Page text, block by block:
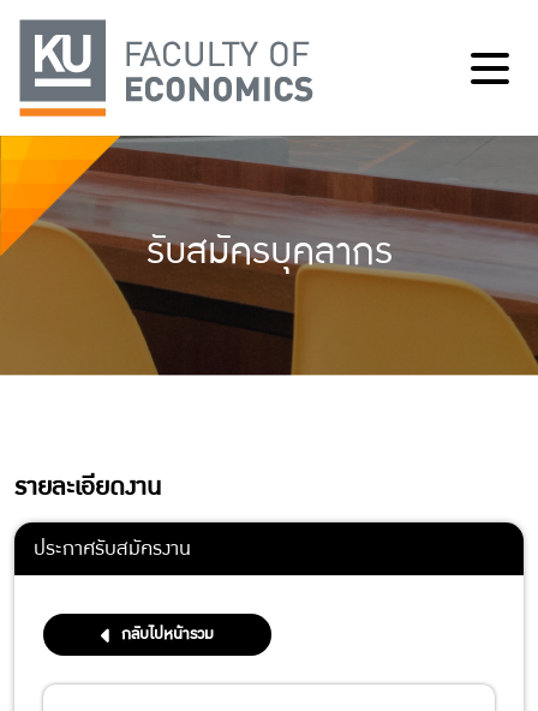
รับสมัครบุคลากร
รายละเอียดงาน
ประกาศรับสมัครงาน
กลับไปหน้ารวม